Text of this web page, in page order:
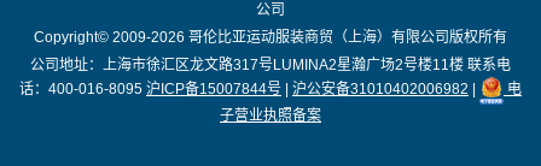
公司
Copyright© 2009-2026 哥伦比亚运动服装商贸（上海）有限公司版权所有
公司地址：上海市徐汇区龙文路317号LUMINA2星瀚广场2号楼11楼 联系电
话：400-016-8095 沪ICP备15007844号 沪公安备31010402006982
电
子营业执照备案